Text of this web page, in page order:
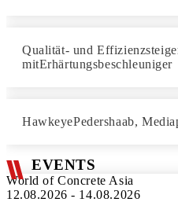
Qualität- und
mitErhärtungsbeschleuniger
HawkeyePedershaab,
EVENTS
World of Concrete Asia
12.08.2026 - 14.08.2026